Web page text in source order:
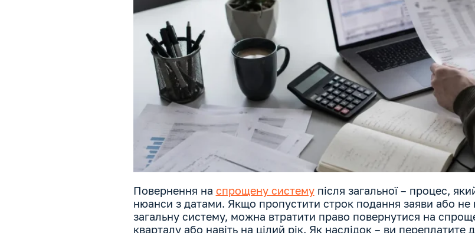
Повернення на спрощену системупісля загальної – процес,
нюанси з датами. Якщо пропустити строк подання заяви або не
загальну систему, можна втратити право повернутися на
кварталу або навіть на цілий рік. Як наслідок – ви переплатите